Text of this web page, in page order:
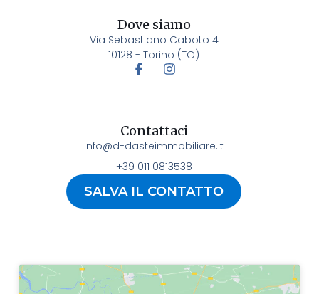
Dove siamo
Via Sebastiano Caboto 4
10128 - Torino (TO)
Contattaci
info@d-dasteimmobiliare.it
+39 011 0813538
SALVA IL CONTATTO